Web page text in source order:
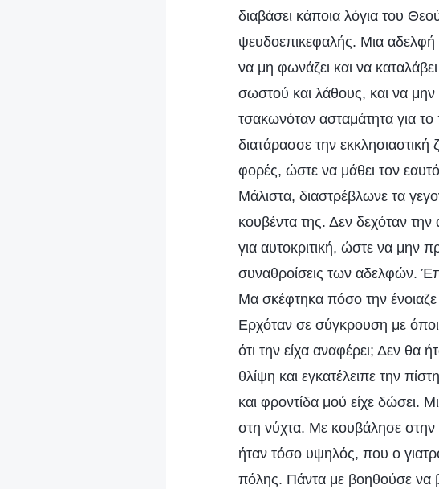
διαβάσει κάποια λόγια του
ψευδοεπικεφαλής. Μια
να μη φωνάζει και να
σωστού και λάθους, και να
τσακωνόταν ασταμάτητα για
διατάρασσε την
φορές, ώστε να μάθει τον
Μάλιστα, διαστρέβλωνε τα
κουβέντα της. Δεν δεχόταν
για αυτοκριτική, ώστε να μην
συναθροίσεις των αδελφών.
Μα σκέφτηκα πόσο την ένοιαζε
Ερχόταν σε σύγκρουση με
ότι την είχα αναφέρει; Δεν θα
θλίψη και εγκατέλειπε την
και φροντίδα μού είχε δώσει.
στη νύχτα. Με κουβάλησε στην
ήταν τόσο υψηλός, που ο
πόλης. Πάντα με βοηθούσε να